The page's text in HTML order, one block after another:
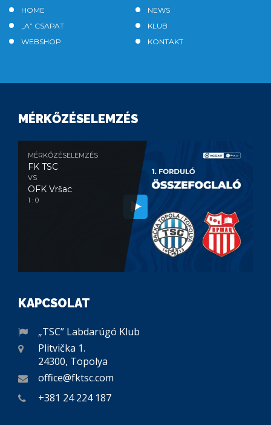
HOME
NEWS
„A” CSAPAT
KLUB
WEBSHOP
KONTAKT
MÉRKŐZÉSELEMZÉS
MÉRKŐZÉSELEMZÉS
FK TSC
VS
OFK Vršac
1 : 0
KAPCSOLAT
„TSC” Labdarúgó Klub
Plitvička 1.
24300, Topolya
office@fktsc.com
+381 24 224 187